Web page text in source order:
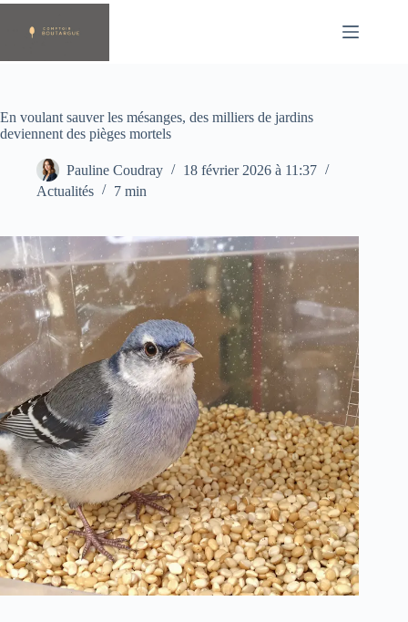
Passer
contenu
En voulant sauver les mésanges, des milliers de jardins
deviennent des pièges mortels
Pauline Coudray
18 février 2026 à 11:37
Actualités
7 min